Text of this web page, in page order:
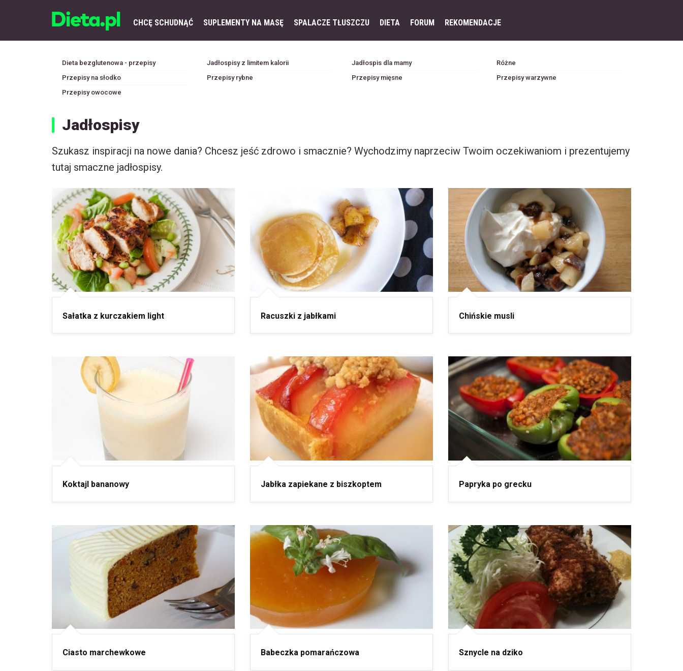
CHCĘ SCHUDNĄĆ SUPLEMENTY NA MASĘ SPALACZE TŁUSZCZU DIETA FORUM REKOMENDACJE
Dieta bezglutenowa - przepisy
Przepisy na słodko
Przepisy owocowe
Jadłospisy z limitem kalorii
Przepisy rybne
Jadłospis dla mamy
Przepisy mięsne
Różne
Przepisy warzywne
Jadłospisy
Szukasz inspiracji na nowe dania? Chcesz jeść zdrowo i smacznie? Wychodzimy naprzeciw Twoim oczekiwaniom i prezentujemy
tutaj smaczne jadłospisy.
Sałatka z kurczakiem light Racuszki z jabłkami Chińskie musli
Koktajl bananowy Jabłka zapiekane z biszkoptem Papryka po grecku
Ciasto marchewkowe Babeczka pomarańczowa Sznycle na dziko